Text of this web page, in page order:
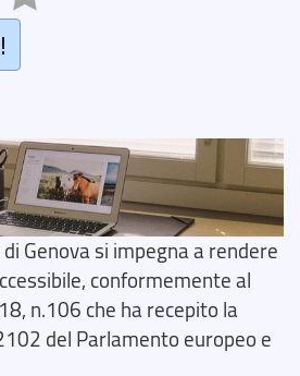
Genova si impegna a rendere
conformemente al
n.106 che ha recepito la
del Parlamento europeo e